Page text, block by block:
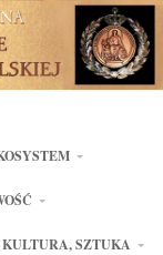
SZTUKA